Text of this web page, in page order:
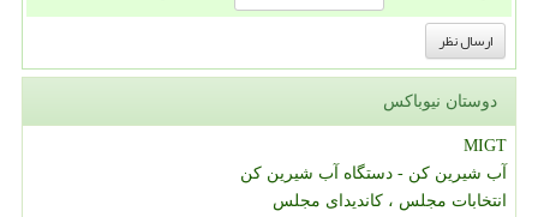
دوستان نیوباکس
MIGT
آب شیرین کن - دستگاه آب شیرین کن
انتخابات مجلس ، کاندیدای مجلس